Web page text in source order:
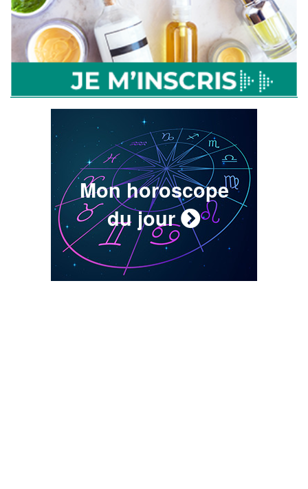
Mon horoscope
du jour